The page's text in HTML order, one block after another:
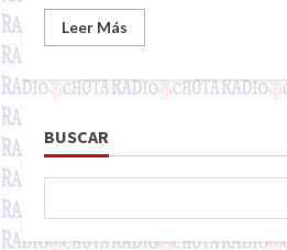
Leer Más
BUSCAR